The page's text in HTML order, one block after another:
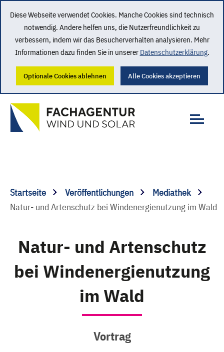
Diese Webseite verwendet Cookies. Manche Cookies sind technisch
notwendig. Andere helfen uns, die Nutzerfreundlichkeit zu
verbessern, indem wir das Besucherverhalten analysieren. Mehr
Informationen dazu finden Sie in unserer Datenschutzerklärung.
Optionale Cookies ablehnen Alle Cookies akzeptieren
Startseite Veröffentlichungen
Mediathek
Natur- und Artenschutz bei Windenergienutzung im Wald
Natur- und Artenschutz
bei Windenergienutzung
im Wald
Vortrag